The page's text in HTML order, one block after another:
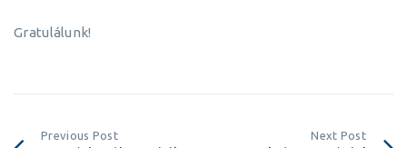
Gratulálunk!
Previous Post Next Post